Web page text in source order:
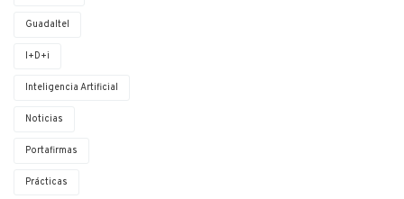
Guadaltel
I+D+i
Inteligencia Artificial
Noticias
Portafirmas
Prácticas